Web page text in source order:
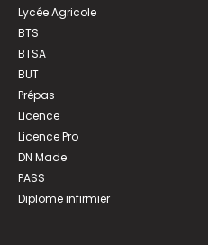
Lycée Agricole
BTS
BTSA
BUT
Prépas
Licence
Licence Pro
DN Made
PASS
Diplome infirmier